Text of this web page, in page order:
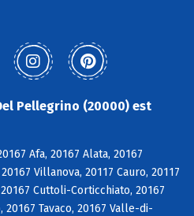
Pellegrino (20000) est
Afa, 20167 Alata, 20167
Villanova, 20117 Cauro, 20117
Cuttoli-Corticchiato, 20167
Tavaco, 20167 Valle-di-